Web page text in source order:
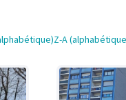
Z-A